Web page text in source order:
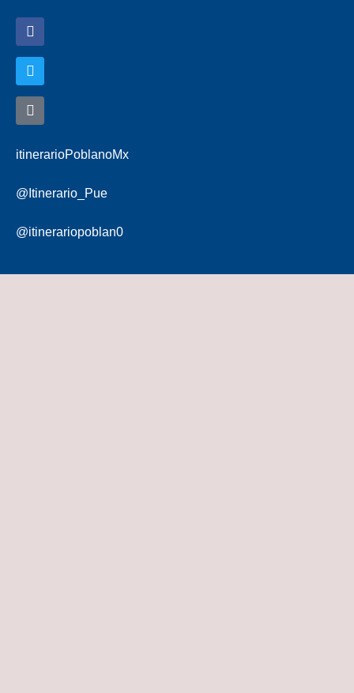
itinerarioPoblanoMx
@Itinerario_Pue
@itinerariopoblan0